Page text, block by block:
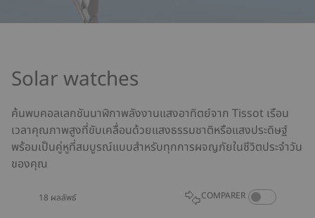
Solar watches
ค้นพบคอลเลกชันนาฬิกาพลังงานแสงอาทิตย์จาก Tissot เรือน
เวลาคุณภาพสูงที่ขับเคลื่อนด้วยแสงธรรมชาติหรือแสงประดิษฐ์
พร้อมเป็นคู่หูที่สมบูรณ์แบบสำหรับทุกการผจญภัยในชีวิตประจำวัน
ของคุณ
18 ผลลัพธ์ COMPARER COMPARE